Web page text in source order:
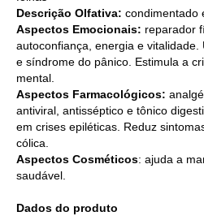
Descrição Olfativa: condimentado
Aspectos Emocionais: reparador
autoconfiança, energia e
e síndrome do pânico. Estimula a
mental.
Aspectos Farmacológicos:
antiviral, antisséptico e tônico
em crises epiléticas. Reduz
cólica.
Aspectos Cosméticos: ajuda a
saudável.
Dados do produto